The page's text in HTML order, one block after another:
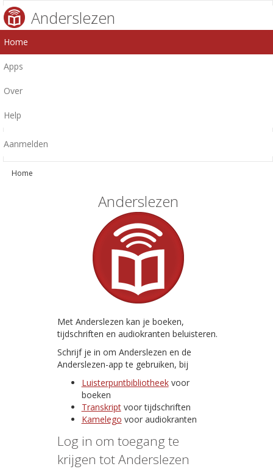
Anderslezen
Home
Apps
Over
Help
Aanmelden
Home
Anderslezen
Met Anderslezen kan je boeken,
tijdschriften en audiokranten beluisteren.
Schrijf je in om Anderslezen en de
Anderslezen-app te gebruiken, bij
Luisterpuntbibliotheekvoor
boeken
Transkriptvoor tijdschriften
Kamelego voor audiokranten
Log in om toegang te
krijgen tot Anderslezen